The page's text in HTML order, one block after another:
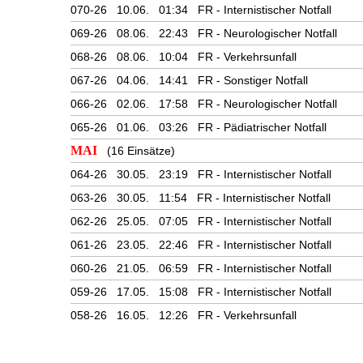
070-26 10.06. 01:34 FR - Internistischer Notfall
069-26 08.06. 22:43 FR - Neurologischer Notfall
068-26 08.06. 10:04 FR - Verkehrsunfall
067-26 04.06. 14:41 FR - Sonstiger Notfall
066-26 02.06. 17:58 FR - Neurologischer Notfall
065-26 01.06. 03:26 FR - Pädiatrischer Notfall
MAI
(16 Einsätze)
064-26 30.05. 23:19 FR - Internistischer Notfall
063-26 30.05. 11:54 FR - Internistischer Notfall
062-26 25.05. 07:05 FR - Internistischer Notfall
061-26 23.05. 22:46 FR - Internistischer Notfall
060-26 21.05. 06:59 FR - Internistischer Notfall
059-26 17.05. 15:08 FR - Internistischer Notfall
058-26 16.05. 12:26 FR - Verkehrsunfall